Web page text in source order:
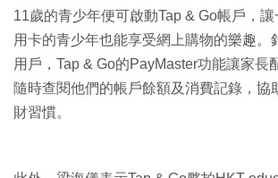
11歲的青少年便可啟動Tap & Go帳戶，
用卡的青少年也能享受網上購物的樂趣。
用戶，Tap & Go的PayMaster功能讓家長
隨時查閱他們的帳戶餘額及消費記錄，協
財習慣。